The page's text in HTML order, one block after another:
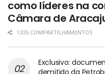
como líderes na
Câmara de
1335 COMPARTILHAMENTOS
Exclusivo:
demitido da